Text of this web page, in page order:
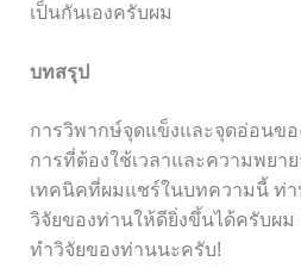
เป็นกันเองครับผม
บทสรุป
การวิพากษ์จุดแข็งและจุดอ่อนขอ
การที่ต้องใช้เวลาและความพยา
เทคนิคที่ผมแชร์ในบทความนี้ ท่
วิจัยของท่านให้ดียิ่งขึ้นได้ครับผม
ทำวิจัยของท่านนะครับ!